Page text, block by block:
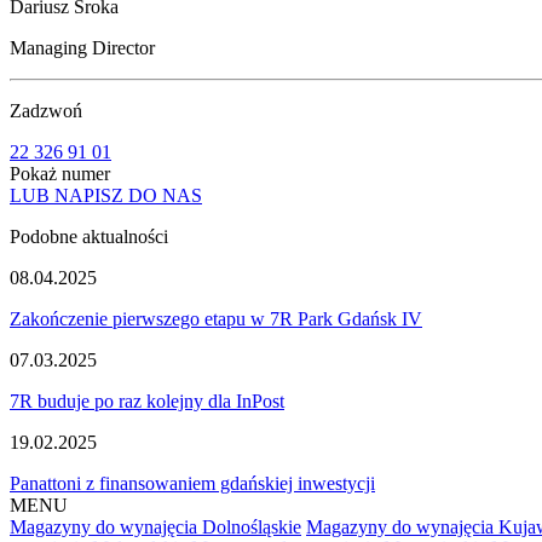
Dariusz Sroka
Managing Director
Zadzwoń
22 326 91 01
Pokaż numer
LUB NAPISZ DO NAS
Podobne aktualności
08.04.2025
Zakończenie pierwszego etapu w 7R Park Gdańsk IV
07.03.2025
7R buduje po raz kolejny dla InPost
19.02.2025
Panattoni z finansowaniem gdańskiej inwestycji
MENU
Magazyny do wynajęcia Dolnośląskie Magazyny do wynajęcia